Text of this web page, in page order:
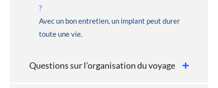
?
Avec un bon entretien, un implant peut durer
toute une vie.
Questions sur l’organisation du voyage